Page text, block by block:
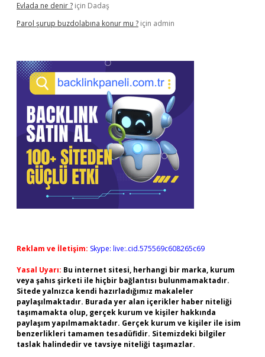
Evlada ne denir ? için Dadaş
Parol şurup buzdolabına konur mu ? için admin
Reklam ve İletişim: Skype: live:.cid.575569c608265c69
Yasal Uyarı: Bu internet sitesi, herhangi bir marka, kurum
veya şahıs şirketi ile hiçbir bağlantısı bulunmamaktadır.
Sitede yalnızca kendi hazırladığımız makaleler
paylaşılmaktadır. Burada yer alan içerikler haber niteliği
taşımamakta olup, gerçek kurum ve kişiler hakkında
paylaşım yapılmamaktadır. Gerçek kurum ve kişiler ile isim
benzerlikleri tamamen tesadüfidir. Sitemizdeki bilgiler
taslak halindedir ve tavsiye niteliği taşımazlar.